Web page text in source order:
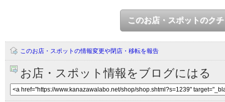
このお店・スポットのク
このお店・スポットの情報変更や閉店・移転を報告
お店・スポット情報をブログにはる